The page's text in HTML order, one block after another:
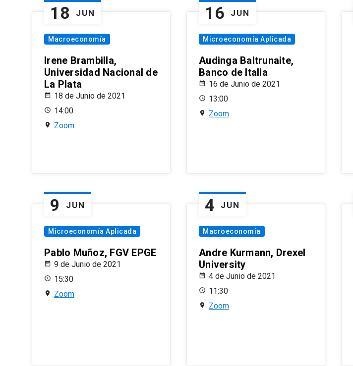
18 JUN
Macroeconomía
Irene Brambilla,
Universidad Nacional de
La Plata
18 de Junio de 2021
14:00
Zoom
16 JUN
Microeconomía Aplicada
Audinga Baltrunaite,
Banco de Italia
16 de Junio de 2021
13:00
Zoom
9 JUN
Microeconomía Aplicada
Pablo Muñoz, FGV EPGE
9 de Junio de 2021
15:30
Zoom
4 JUN
Macroeconomía
Andre Kurmann, Drexel
University
4 de Junio de 2021
11:30
Zoom